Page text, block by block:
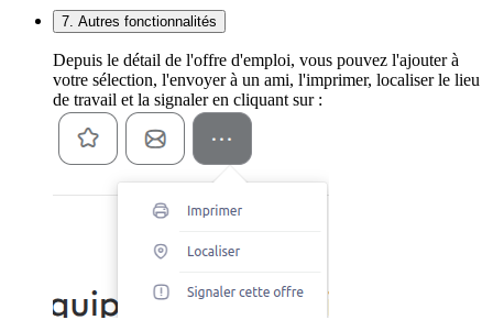
7. Autres fonctionnalités
Depuis le détail de l'offre d'emploi, vous pouvez l'ajouter à
votre sélection, l'envoyer à un ami, l'imprimer, localiser le lieu
de travail et la signaler en cliquant sur :